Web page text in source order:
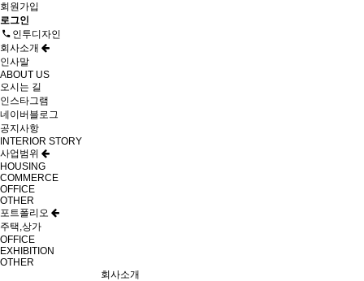
회원가입
로그인
인투디자인
회사소개
인사말
ABOUT US
오시는 길
인스타그램
네이버블로그
공지사항
INTERIOR STORY
사업범위
HOUSING
COMMERCE
OFFICE
OTHER
포트폴리오
주택,상가
OFFICE
EXHIBITION
OTHER
회사소개